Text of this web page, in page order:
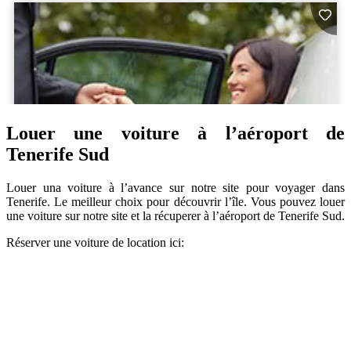
Louer une voiture à l’aéroport de
Tenerife Sud
Louer una voiture à l’avance sur notre site pour voyager dans
Tenerife. Le meilleur choix pour découvrir l’île. Vous pouvez louer
une voiture sur notre site et la récuperer à l’aéroport de Tenerife Sud.
Réserver une voiture de location ici: